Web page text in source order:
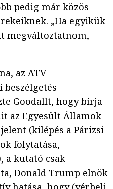
pedig már közös
„Ha egyikük
megváltoztatnom,
az ATV
Goodallt, hogy bírja
az Egyesült Államok
(kilépés a Párizsi
folytatása,
a kutató csak
Donald Trump elnök